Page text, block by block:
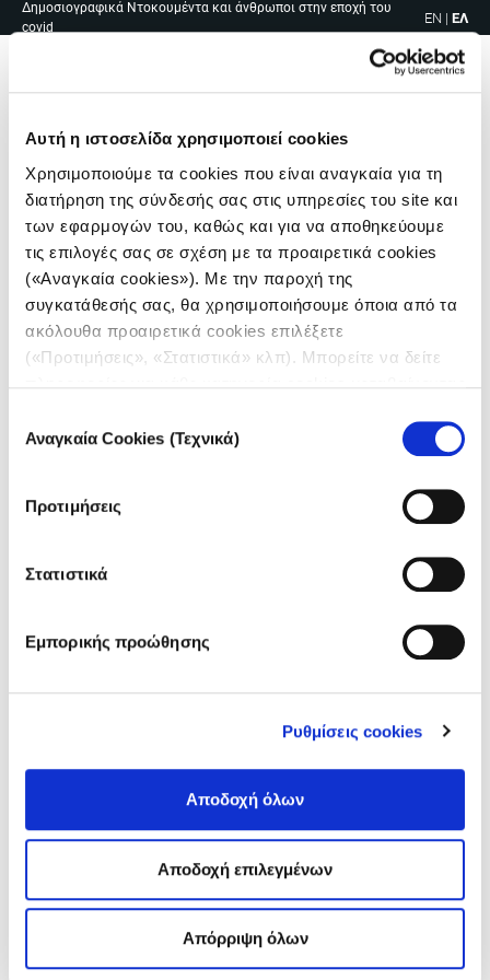
Αυτή η ιστοσελίδα χρησιμοποιεί cookies
Χρησιμοποιούμε τα cookies που είναι αναγκαία για τη
διατήρηση της σύνδεσής σας στις υπηρεσίες του site και
των εφαρμογών του, καθώς και για να αποθηκεύουμε
τις επιλογές σας σε σχέση με τα προαιρετικά cookies
(«Αναγκαία cookies»). Με την παροχή της
συγκατάθεσής σας, θα χρησιμοποιήσουμε όποια από τα
ακόλουθα προαιρετικά cookies επιλέξετε
(«Προτιμήσεις», «Στατιστικά» κλπ). Μπορείτε να δείτε
συγκατάθεσης
Αναγκαία Cookies (Τεχνικά)
Προτιμήσεις
Στατιστικά
Εμπορικής προώθησης
Ρυθμίσεις cookies
Αποδοχή όλων
Αποδοχή επιλεγμένων
Απόρριψη όλων
Skip
to
Δημοσιογραφικά Ντοκουμέντα και άνθρωποι στην εποχή του
covid
EN | ΕΛ
άρθρων
Ευγένιος Καλοφωλιάς
Πολιτική συναίνεσης